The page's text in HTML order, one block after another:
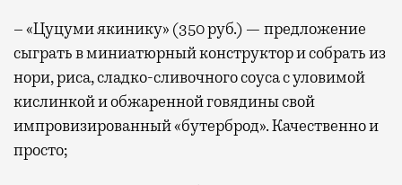
– «Цуцуми якинику» (350 руб.) — предложение
сыграть в миниатюрный конструктор и собрать из
нори, риса, сладко-сливочного соуса с уловимой
кислинкой и обжаренной говядины свой
импровизированный «бутерброд». Качественно и
просто;